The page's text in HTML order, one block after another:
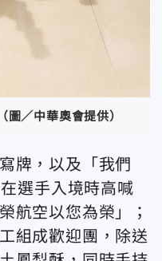
／中華奧會提供）
牌，以及「我們
選手入境時高喊
航空以您為榮」；
組成歡迎團，除送